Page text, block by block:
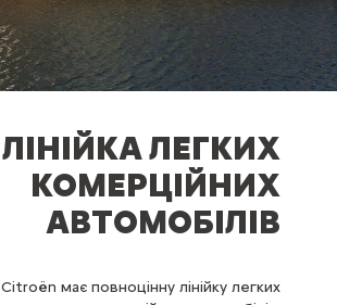
ЛІНІЙКА ЛЕГКИХ
КОМЕРЦІЙНИХ
АВТОМОБІЛІВ
Citroën має повноцінну лінійку легких